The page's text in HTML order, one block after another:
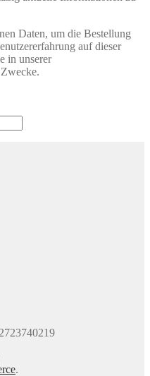
Daten, um die Bestellung
auf dieser
in unserer
.